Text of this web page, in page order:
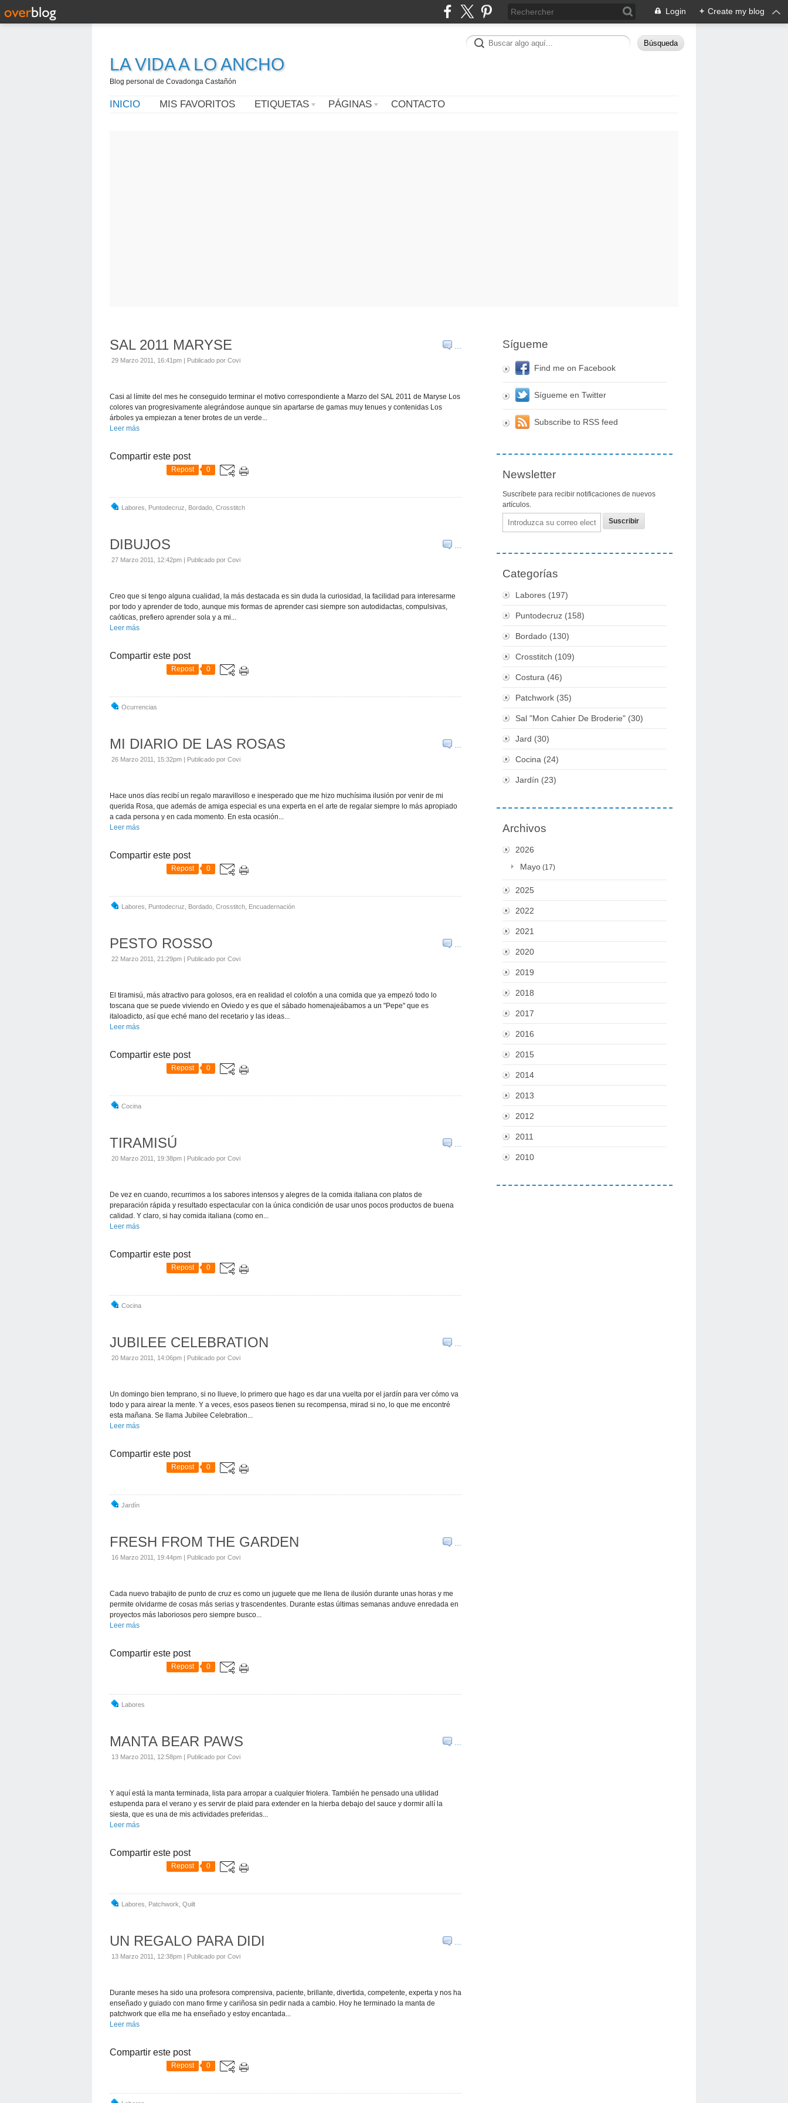
Login + Create my blog
LA VIDA A LO ANCHO
Blog personal de Covadonga Castañón
INICIO MIS FAVORITOS ETIQUETAS PÁGINAS CONTACTO
…
SAL 2011 MARYSE
29 Marzo 2011, 16:41pm | Publicado por Covi
Casi al límite del mes he conseguido terminar el motivo correspondiente a Marzo del SAL 2011 de Maryse Los
colores van progresivamente alegrándose aunque sin apartarse de gamas muy tenues y contenidas Los
árboles ya empiezan a tener brotes de un verde...
Leer más
Compartir este post
Repost 0
Labores Puntodecruz Bordado Crosstitch
…
DIBUJOS
27 Marzo 2011, 12:42pm | Publicado por Covi
Creo que si tengo alguna cualidad, la más destacada es sin duda la curiosidad, la facilidad para interesarme
por todo y aprender de todo, aunque mis formas de aprender casi siempre son autodidactas, compulsivas,
caóticas, prefiero aprender sola y a mi...
Leer más
Compartir este post
Repost 0
Ocurrencias
…
MI DIARIO DE LAS ROSAS
26 Marzo 2011, 15:32pm | Publicado por Covi
Hace unos días recibí un regalo maravilloso e inesperado que me hizo muchísima ilusión por venir de mi
querida Rosa, que además de amiga especial es una experta en el arte de regalar siempre lo más apropiado
a cada persona y en cada momento. En esta ocasión...
Leer más
Compartir este post
Repost 0
Labores Puntodecruz Bordado Crosstitch Encuadernación
…
PESTO ROSSO
22 Marzo 2011, 21:29pm | Publicado por Covi
El tiramisú, más atractivo para golosos, era en realidad el colofón a una comida que ya empezó todo lo
toscana que se puede viviendo en Oviedo y es que el sábado homenajeábamos a un "Pepe" que es
italoadicto, así que eché mano del recetario y las ideas...
Leer más
Compartir este post
Repost 0
Cocina
…
TIRAMISÚ
20 Marzo 2011, 19:38pm | Publicado por Covi
De vez en cuando, recurrimos a los sabores intensos y alegres de la comida italiana con platos de
preparación rápida y resultado espectacular con la única condición de usar unos pocos productos de buena
calidad. Y claro, si hay comida italiana (como en...
Leer más
Compartir este post
Repost 0
Cocina
…
JUBILEE CELEBRATION
20 Marzo 2011, 14:06pm | Publicado por Covi
Un domingo bien temprano, si no llueve, lo primero que hago es dar una vuelta por el jardín para ver cómo va
todo y para airear la mente. Y a veces, esos paseos tienen su recompensa, mirad si no, lo que me encontré
esta mañana. Se llama Jubilee Celebration...
Leer más
Compartir este post
Repost 0
Jardín
…
FRESH FROM THE GARDEN
16 Marzo 2011, 19:44pm | Publicado por Covi
Cada nuevo trabajito de punto de cruz es como un juguete que me llena de ilusión durante unas horas y me
permite olvidarme de cosas más serias y trascendentes. Durante estas últimas semanas anduve enredada en
proyectos más laboriosos pero siempre busco...
Leer más
Compartir este post
Repost 0
Labores
…
MANTA BEAR PAWS
13 Marzo 2011, 12:58pm | Publicado por Covi
Y aquí está la manta terminada, lista para arropar a cualquier friolera. También he pensado una utilidad
estupenda para el verano y es servir de plaid para extender en la hierba debajo del sauce y dormir allí la
siesta, que es una de mis actividades preferidas...
Leer más
Compartir este post
Repost 0
Labores Patchwork Quilt
…
UN REGALO PARA DIDI
13 Marzo 2011, 12:38pm | Publicado por Covi
Durante meses ha sido una profesora comprensiva, paciente, brillante, divertida, competente, experta y nos ha
enseñado y guiado con mano firme y cariñosa sin pedir nada a cambio. Hoy he terminado la manta de
patchwork que ella me ha enseñado y estoy encantada...
Leer más
Compartir este post
Repost 0
Sígueme
Find me on Facebook
Sígueme en Twitter
Subscribe to RSS feed
Newsletter
Suscríbete para recibir notificaciones de nuevos
artículos.
Email
Categorías
Labores (197)
Puntodecruz (158)
Bordado (130)
Crosstitch (109)
Costura (46)
Patchwork (35)
Sal "mon Cahier De Broderie" (30)
Jard (30)
Cocina (24)
Jardín (23)
Archivos
2026
Mayo (17)
2025
2022
2021
2020
2019
2018
2017
2016
2015
2014
2013
2012
2011
2010